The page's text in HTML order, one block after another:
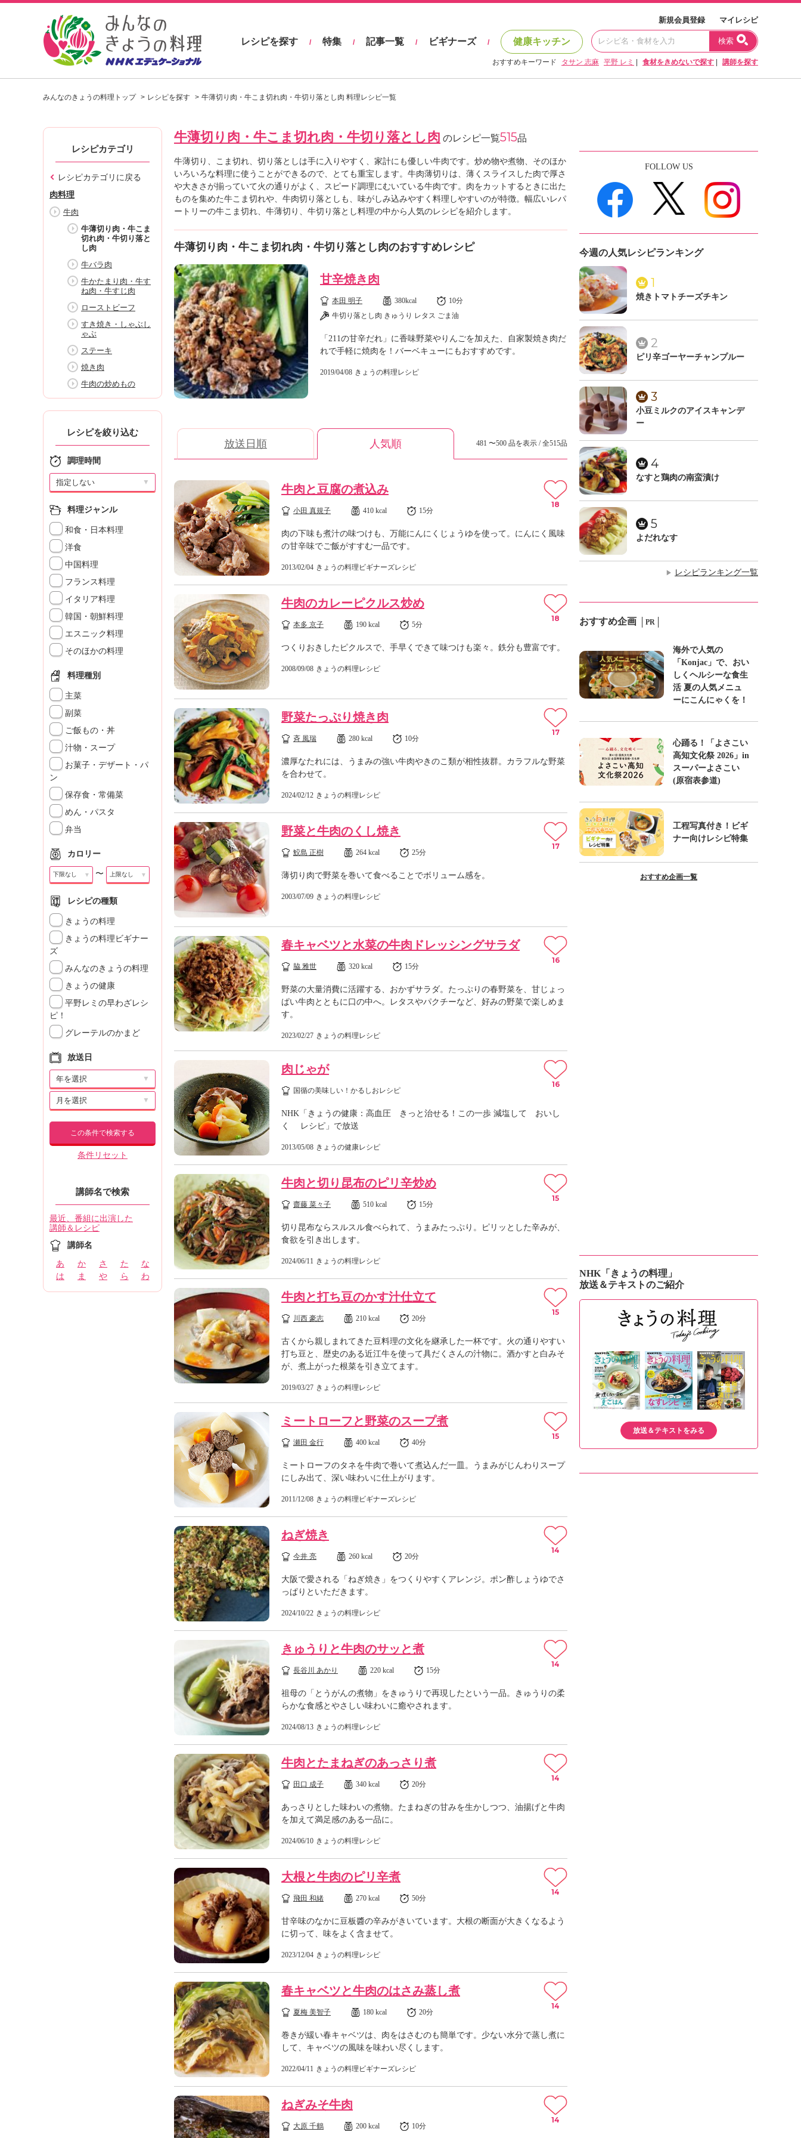
し
シ
を
見
つ
け
よ
N
K
エ
デ
ュ
ケ
ー
シ
ョ
ナ
ル
「
き
の
料
理
」
新規会員登録 マイレシピ
レシピを探す / 特集 / 記事一覧 / ビギナーズ / 健康キッチン 検索
おすすめキーワード タサン 志麻 平野 レミ 食材をきめないで探す 講師を探す
みんなのきょうの料理トップ レシピを探す 牛薄切り肉・牛こま切れ肉・牛切り落とし肉 料理レシピ一覧
レシピカテゴリ
レシピカテゴリに戻る
肉料理
牛肉
牛薄切り肉・牛こま
切れ肉・牛切り落と
し肉
牛バラ肉
牛かたまり肉・牛す
ね肉・牛すじ肉
ローストビーフ
すき焼き・しゃぶし
ゃぶ
ステーキ
焼き肉
牛肉の炒めもの
レシピを絞り込む
調理時間
▼
料理ジャンル
和食・日本料理
洋食
中国料理
フランス料理
イタリア料理
韓国・朝鮮料理
エスニック料理
そのほかの料理
料理種別
主菜
副菜
ご飯もの・丼
汁物・スープ
お菓子・デザート・パ
ン
保存食・常備菜
めん・パスタ
弁当
カロリー
▼ 〜 ▼
レシピの種類
きょうの料理
きょうの料理ビギナー
ズ
みんなのきょうの料理
きょうの健康
平野レミの早わざレシ
ピ！
グレーテルのかまど
放送日
▼
▼
この条件で検索する
条件リセット
講師名で検索
最近、番組に出演した
講師＆レシピ
講師名
あ か さ た
な
は
ま や ら わ
牛薄切り肉・牛こま切れ肉・牛切り落とし肉 のレシピ一覧515品
牛薄切り、こま切れ、切り落としは手に入りやすく、家計にも優しい牛肉です。炒め物や煮物、そのほか
いろいろな料理に使うことができるので、とても重宝します。牛肉薄切りは、薄くスライスした肉で厚さ
や大きさが揃っていて火の通りがよく、スピード調理にむいている牛肉です。肉をカットするときに出た
ものを集めた牛こま切れや、牛肉切り落としも、味がしみ込みやすく料理しやすいのが特徴。幅広いレパ
ートリーの牛こま切れ、牛薄切り、牛切り落とし料理の中から人気のレシピを紹介します。
牛薄切り肉・牛こま切れ肉・牛切り落とし肉のおすすめレシピ
甘辛焼き肉
本田 明子 380kcal
10分
牛切り落とし肉 きゅうり レタス ごま油
「211の甘辛だれ」に香味野菜やりんごを加えた、自家製焼き肉だ
れで手軽に焼肉を！バーベキューにもおすすめです。
2019/04/08 きょうの料理レシピ
放送日順 人気順 481 〜500 品を表示 / 全515品
牛肉と豆腐の煮込み
小田 真規子 410 kcal 15分
肉の下味も煮汁の味つけも、万能にんにくじょうゆを使って。にんにく風味
の甘辛味でご飯がすすむ一品です。
2013/02/04 きょうの料理ビギナーズレシピ
18
牛肉のカレーピクルス炒め
本多 京子 190 kcal 5分
つくりおきしたピクルスで、手早くできて味つけも楽々。鉄分も豊富です。
2008/09/08 きょうの料理レシピ
18
野菜たっぷり焼き肉
斉 風瑞 280 kcal 10分
濃厚なたれには、うまみの強い牛肉やきのこ類が相性抜群。カラフルな野菜
を合わせて。
2024/02/12 きょうの料理レシピ
17
野菜と牛肉のくし焼き
鮫島 正樹 264 kcal 25分
薄切り肉で野菜を巻いて食べることでボリューム感を。
2003/07/09 きょうの料理レシピ
17
春キャベツと水菜の牛肉ドレッシングサラダ
脇 雅世 320 kcal 15分
野菜の大量消費に活躍する、おかずサラダ。たっぷりの春野菜を、甘じょっ
ぱい牛肉とともに口の中へ。レタスやパクチーなど、好みの野菜で楽しめま
す。
2023/02/27 きょうの料理レシピ
16
肉じゃが
国循の美味しい！かるしおレシピ
NHK「きょうの健康：高血圧 きっと治せる！この一歩 減塩して おいし
く レシピ」で放送
2013/05/08 きょうの健康レシピ
16
牛肉と切り昆布のピリ辛炒め
齋藤 菜々子 510 kcal 15分
切り昆布ならスルスル食べられて、うまみたっぷり。ピリッとした辛みが、
食欲を引き出します。
2024/06/11 きょうの料理レシピ
15
牛肉と打ち豆のかす汁仕立て
川西 豪志 210 kcal 20分
古くから親しまれてきた豆料理の文化を継承した一杯です。火の通りやすい
打ち豆と、歴史のある近江牛を使って具だくさんの汁物に。酒かすと白みそ
が、煮上がった根菜を引き立てます。
2019/03/27 きょうの料理レシピ
15
ミートローフと野菜のスープ煮
瀬田 金行 400 kcal 40分
ミートローフのタネを牛肉で巻いて煮込んだ一皿。うまみがじんわりスープ
にしみ出て、深い味わいに仕上がります。
2011/12/08 きょうの料理ビギナーズレシピ
15
ねぎ焼き
今井 亮 260 kcal 20分
大阪で愛される「ねぎ焼き」をつくりやすくアレンジ。ポン酢しょうゆでさ
っぱりといただきます。
2024/10/22 きょうの料理レシピ
14
きゅうりと牛肉のサッと煮
長谷川 あかり 220 kcal 15分
祖母の「とうがんの煮物」をきゅうりで再現したという一品。きゅうりの柔
らかな食感とやさしい味わいに癒やされます。
2024/08/13 きょうの料理レシピ
14
牛肉とたまねぎのあっさり煮
田口 成子 340 kcal 20分
あっさりとした味わいの煮物。たまねぎの甘みを生かしつつ、油揚げと牛肉
を加えて満足感のある一品に。
2024/06/10 きょうの料理レシピ
14
大根と牛肉のピリ辛煮
飛田 和緒 270 kcal 50分
甘辛味のなかに豆板醬の辛みがきいています。大根の断面が大きくなるよう
に切って、味をよく含ませて。
2023/12/04 きょうの料理レシピ
14
春キャベツと牛肉のはさみ蒸し煮
夏梅 美智子 180 kcal 20分
巻きが緩い春キャベツは、肉をはさむのも簡単です。少ない水分で蒸し煮に
して、キャベツの風味を味わい尽くします。
2022/04/11 きょうの料理ビギナーズレシピ
14
ねぎみそ牛肉
大原 千鶴 200 kcal 10分
14
FOLLOW US
今週の人気レシピランキング
1
焼きトマトチーズチキン
2
ピリ辛ゴーヤーチャンプルー
3
小豆ミルクのアイスキャンデ
ー
4
なすと鶏肉の南蛮漬け
5
よだれなす
▶ レシピランキング一覧
おすすめ企画 PR
海外で人気の
「Konjac」で、おい
しくヘルシーな食生
活 夏の人気メニュ
ーにこんにゃくを！
心踊る！「よさこい
高知文化祭 2026」in
スーパーよさこい
(原宿表参道)
工程写真付き！ビギ
ナー向けレシピ特集
おすすめ企画一覧
NHK「きょうの料理」
放送＆テキストのご紹介
放送＆テキストをみる